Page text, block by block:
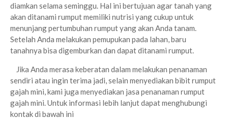
diamkan selama seminggu. Hal ini bertujuan agar tanah yang
akan ditanami rumput memiliki nutrisi yang cukup untuk
menunjang pertumbuhan rumput yang akan Anda tanam.
Setelah Anda melakukan pemupukan pada lahan, baru
tanahnya bisa digemburkan dan dapat ditanami rumput.
Jika Anda merasa keberatan dalam melakukan penanaman
sendiri atau ingin terima jadi, selain menyediakan bibit rumput
gajah mini, kami juga menyediakan jasa penanaman rumput
gajah mini. Untuk informasi lebih lanjut dapat menghubungi
kontak di bawah ini